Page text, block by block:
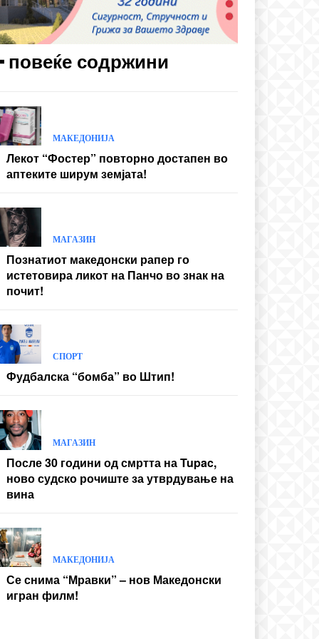
повеќе содржини
МАКЕДОНИЈА
Лекот “Фостер” повторно достапен во
аптеките ширум земјата!
МАГАЗИН
Познатиот македонски рапер го
истетовира ликот на Панчо во знак на
почит!
СПОРТ
Фудбалска “бомба” во Штип!
МАГАЗИН
После 30 години од смртта на Tupac,
ново судско рочиште за утврдување на
вина
МАКЕДОНИЈА
Се снима “Мравки” – нов Македонски
игран филм!